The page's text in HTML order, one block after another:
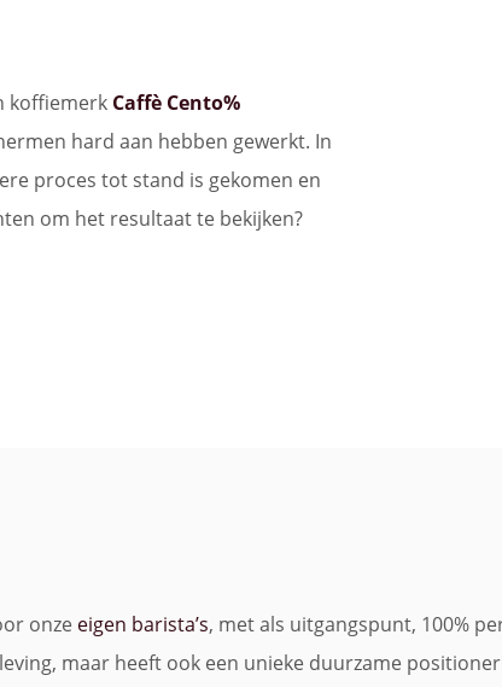
koffiemerk Caffè Cento%
hard aan hebben gewerkt. In
proces tot stand is gekomen en
om het resultaat te bekijken?
onze eigen barista’s, met als uitgangspunt, 100%
maar heeft ook een unieke duurzame